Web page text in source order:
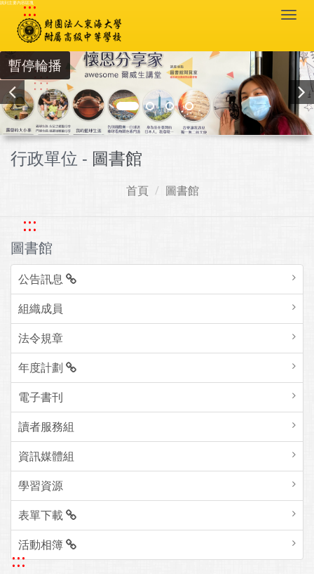
跳到主要內容區塊
:::
暫停輪播
行政單位 - 圖書館
首頁 圖書館
:::
圖書館
公告訊息
組織成員
法令規章
年度計劃
電子書刊
讀者服務組
資訊媒體組
學習資源
表單下載
活動相簿
:::